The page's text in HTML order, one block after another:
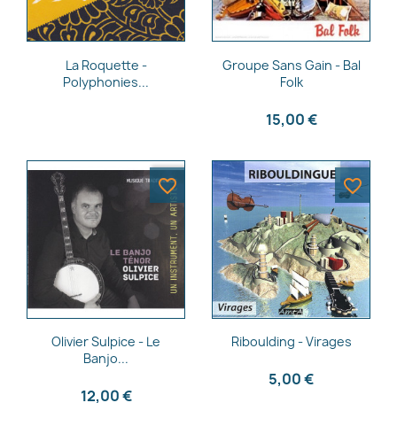
Aperçu rapide
La Roquette -
Polyphonies...
Aperçu rapide
Groupe Sans Gain - Bal
Folk
15,00 €
Aperçu rapide
Olivier Sulpice - Le
Banjo...
12,00 €
favorite_border
Aperçu rapide
Riboulding - Virages
5,00 €
favorite_border